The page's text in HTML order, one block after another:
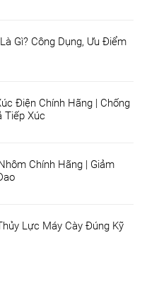
Gì? Công Dụng, Ưu Điểm
Điện Chính Hãng | Chống
Tiếp Xúc
Chính Hãng | Giảm
Lực Máy Cày Đúng Kỹ